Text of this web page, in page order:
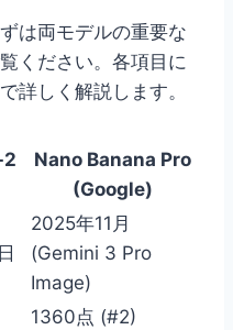
は両モデルの重要な
ください。各項目に
詳しく解説します。
2
Nano Banana Pro
(Google)
2025年11月
(Gemini 3 Pro
Image)
1360点 (#2)